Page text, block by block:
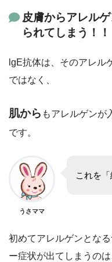
皮膚からアレル
られてしまう！！
lgE抗体は、そのアレル
ではなく、
肌から もアレルゲンが
です。
うさママ
これを
初めてアレルゲンとな
ー症状が出てしまうのは